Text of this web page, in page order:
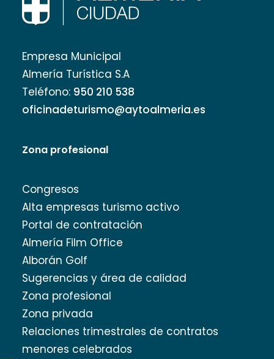
Empresa Municipal
Almería Turística S.A
Teléfono: 950 210 538
oficinadeturismo@aytoalmeria.es
Zona profesional
Congresos
Alta empresas turismo activo
Portal de contratación
Almería Film Office
Alborán Golf
Sugerencias y área de calidad
Zona profesional
Zona privada
Relaciones trimestrales de contratos
menores celebrados